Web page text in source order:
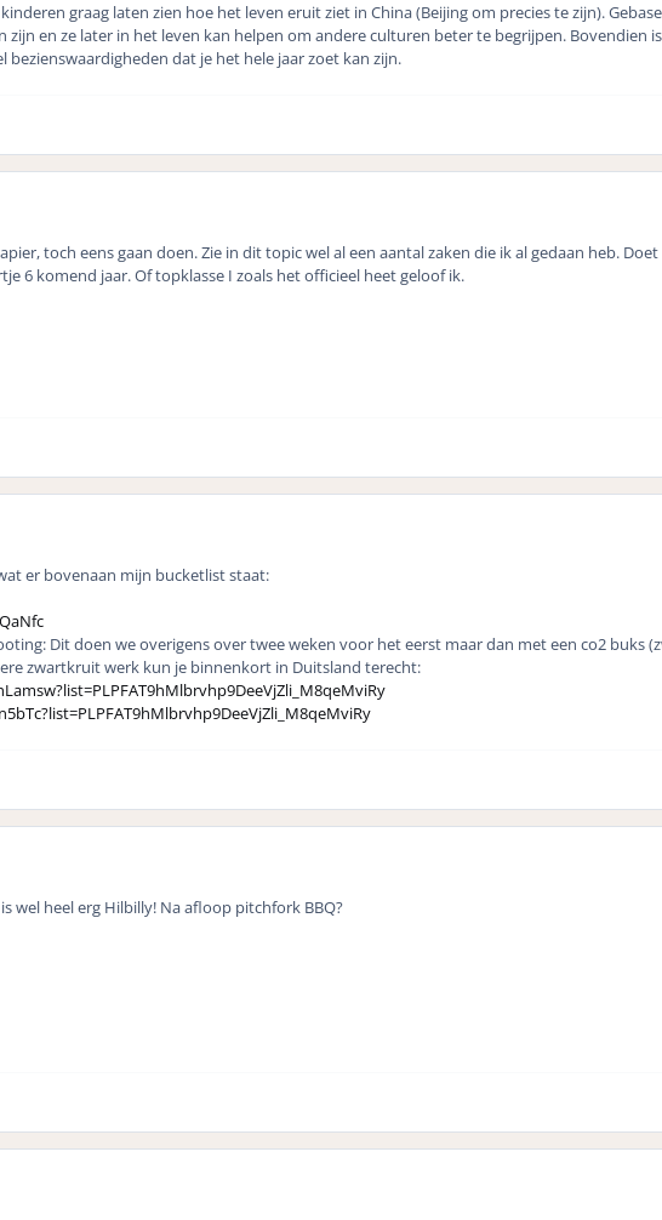
graag laten zien hoe het leven eruit ziet in China (Beijing om precies te zijn).
zijn en ze later in het leven kan helpen om andere culturen beter te begrijpen. Bovendien
bezienswaardigheden dat je het hele jaar zoet kan zijn.
toch eens gaan doen. Zie in dit topic wel al een aantal zaken die ik al gedaan heb.
6 komend jaar. Of topklasse I zoals het officieel heet geloof ik.
er bovenaan mijn bucketlist staat:
Dit doen we overigens over twee weken voor het eerst maar dan met een co2 buks
zwartkruit werk kun je binnenkort in Duitsland terecht:
wel heel erg Hilbilly! Na afloop pitchfork BBQ?